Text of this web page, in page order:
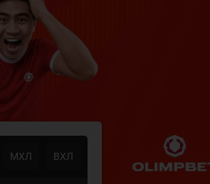
МХЛ ВХЛ